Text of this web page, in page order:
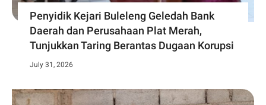
Penyidik Kejari Buleleng Geledah Bank
Daerah dan Perusahaan Plat Merah,
Tunjukkan Taring Berantas Dugaan Korupsi
July 31, 2026